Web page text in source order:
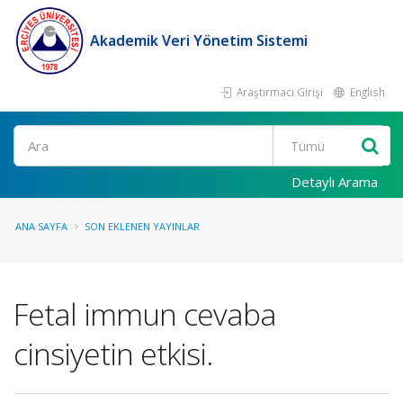
Akademik Veri Yönetim Sistemi
Araştırmacı Girişi English
Ara
Detaylı Arama
ANA SAYFA SON EKLENEN YAYINLAR
Fetal immun cevaba
cinsiyetin etkisi.